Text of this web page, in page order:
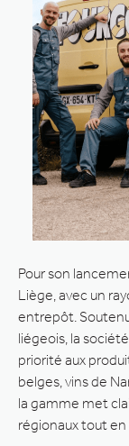
Pour son
Liège, avec un
entrepôt.
liégeois, la
priorité aux
belges, vins de
la gamme met
régionaux tout